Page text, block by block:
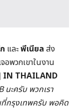
และพีเนียล ส่ง
พวกเขาในงาน
IN THAILAND
นะครับ พวกเรา
ที่กรุงเทพครับ พอคิด